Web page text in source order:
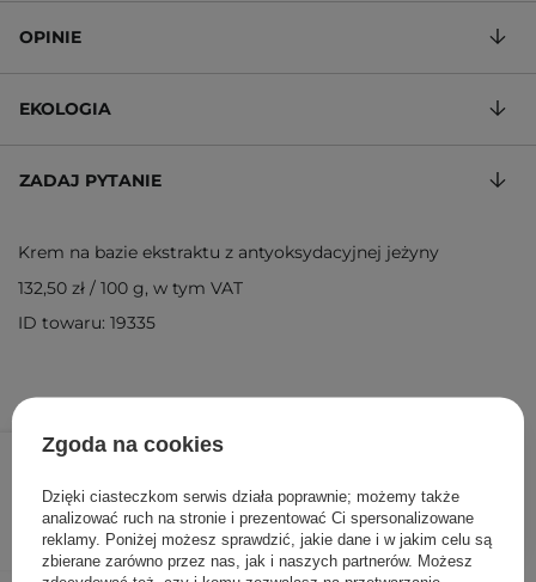
15,90 zł 19,90 zł
DODAJ DO KOSZYKA
OPINIE
EKOLOGIA
ZADAJ PYTANIE
Krem na bazie ekstraktu z antyoksydacyjnej jeżyny
132,50 zł / 100 g, w tym VAT
ID towaru: 19335
Zgoda na cookies
Dzięki ciasteczkom serwis działa poprawnie; możemy także
analizować ruch na stronie i prezentować Ci spersonalizowane
reklamy. Poniżej możesz sprawdzić, jakie dane i w jakim celu są
zbierane zarówno przez nas, jak i naszych partnerów. Możesz